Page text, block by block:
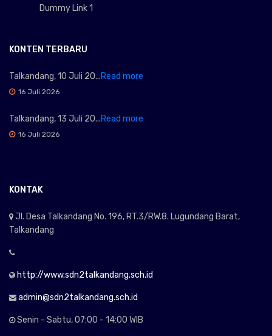
Dummy Link 1
KONTEN TERBARU
Talkandang, 10 Juli 20...Read more
16 Juli 2026
Talkandang, 13 Juli 20...Read more
16 Juli 2026
KONTAK
Jl. Desa Talkandang No. 196, RT.3/RW.8. Lugundang Barat,
Talkandang
http://www.sdn2talkandang.sch.id
admin@sdn2talkandang.sch.id
Senin - Sabtu, 07:00 - 14:00 WIB